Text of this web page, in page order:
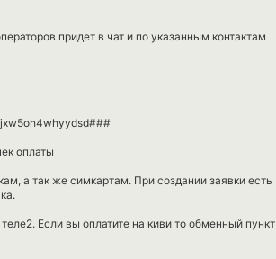
придет в чат и по указанным контактам
оплаты
а так же симкартам. При создании заявки есть
Если вы оплатите на киви то обменный пункт